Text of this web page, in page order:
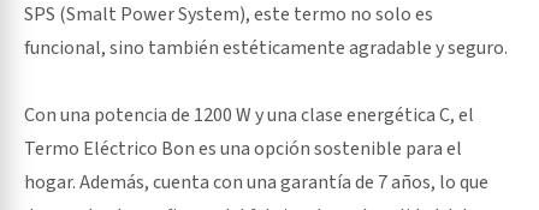
SPS (Smalt Power System), este termo no solo es
funcional, sino también estéticamente agradable y seguro.
Con una potencia de 1200 W y una clase energética C, el
Termo Eléctrico Bon es una opción sostenible para el
hogar. Además, cuenta con una garantía de 7 años, lo que